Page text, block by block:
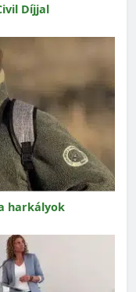
Díjjal
harkályok